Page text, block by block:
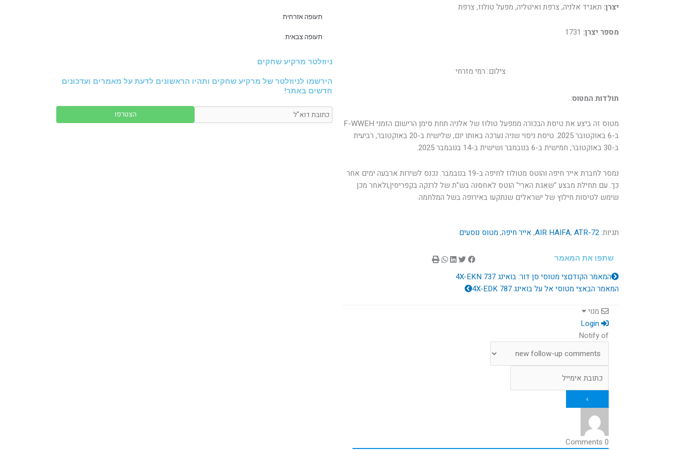
יצרן: תאגיד אלניה, צרפת ואיטליה, מפעל טולוז, צרפת
מספר יצרן:
צילום: רמי מזרחי
תולדות המטוס:
מטוס זה ביצע את טיסת הבכורה ממפעל טולוז של אלניה תחת סימן הרישום הזמני F-WWEH
ב-6 באוקטובר 2025. טיסת ניסוי שניה נערכה באותו יום, שלישית ב-20 באוקטובר, רביעית
ב-30 באוקטובר, חמישית ב-6 בנובמבר ושישית ב-14 בנובמבר 2025.
נמסר לחברת אייר חיפה והוטס מטולוז לחיפה ב-19 בנובמבר. נכנס לשירות ארבעה ימים אחר
כך. עם תחילת מבצע "שאגת הארי" הוטס לאחסנה בש"ת של לרנקה בקפריסין,ולאחר מכן
שימש לטיסות חילוץ של ישראלים שנתקעו באירופה בשל המלחמה.
תגיות: AIR HAIFA, ATR-72
, אייר חיפה,מטוס נוסעים
שתפו את המאמר
קודם
המאמר הקודםצי מטוסי סן דור: בואינג 4X-EKN 737
המאמר הבאצי מטוסי אל על בואינג 4X-EDK 787
הבא
מנוי
Notify of
0
תעופה אזרחית
תעופה צבאית
ניוזלטר מרקיע שחקים
הירשמו לניוזלטר של מרקיע שחקים ותהיו הראשונים לדעת על מאמרים ועדכונים
חדשים באתר!